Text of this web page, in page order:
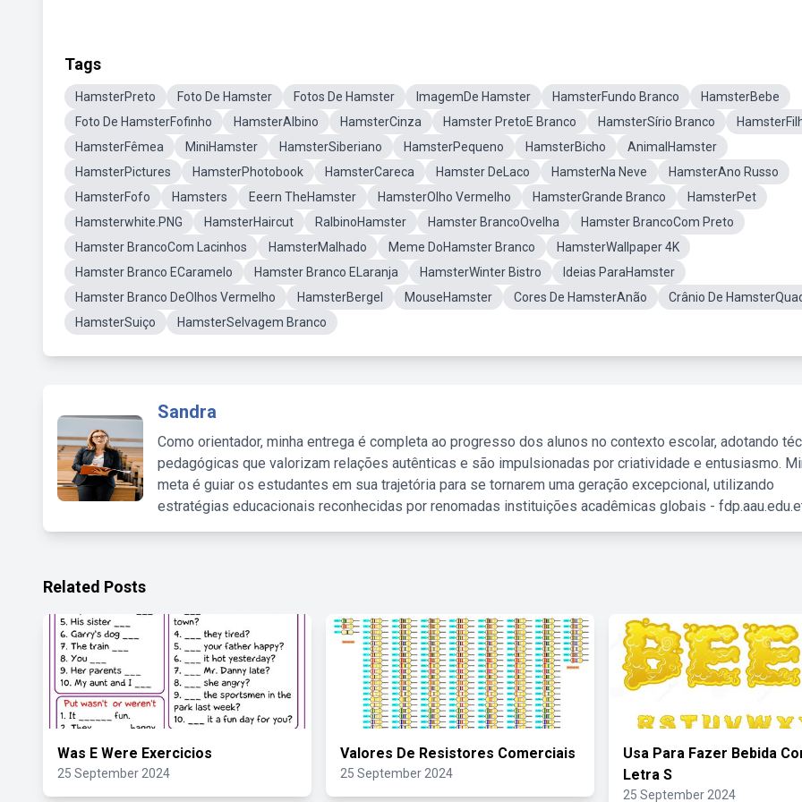
Tags
HamsterPreto Foto De Hamster Fotos De Hamster ImagemDe Hamster HamsterFundo Branco
HamsterBebe
Foto De HamsterFofinho
HamsterAlbino HamsterCinza Hamster PretoE Branco HamsterSírio Branco
HamsterFêmea
MiniHamster HamsterSiberiano HamsterPequeno HamsterBicho
AnimalHamster
HamsterPictures
HamsterPhotobook HamsterCareca Hamster DeLaco HamsterNa Neve
HamsterAno Russo
HamsterFofo
Hamsters Eeern TheHamster HamsterOlho Vermelho HamsterGrande Branco
HamsterPet
Hamsterwhite.PNG
HamsterHaircut RalbinoHamster Hamster BrancoOvelha
Hamster BrancoCom Preto
Hamster BrancoCom Lacinhos
HamsterMalhado Meme DoHamster Branco
HamsterWallpaper 4K
Hamster Branco ECaramelo
Hamster Branco ELaranja HamsterWinter Bistro
Ideias ParaHamster
Hamster Branco DeOlhos Vermelho
HamsterBergel MouseHamster Cores De HamsterAnão
Crânio De
HamsterSuiço
HamsterSelvagem Branco
Sandra
Como orientador, minha entrega é completa ao progresso dos alunos no contexto escolar, adotando
pedagógicas que valorizam relações autênticas e são impulsionadas por criatividade e entusiasmo.
meta é guiar os estudantes em sua trajetória para se tornarem uma geração excepcional, utilizando
estratégias educacionais reconhecidas por renomadas instituições acadêmicas globais -
Related Posts
Was E Were Exercicios
25 September 2024
Valores De Resistores Comerciais
25 September 2024
Usa Para Fazer Bebida
Letra S
25 September 2024